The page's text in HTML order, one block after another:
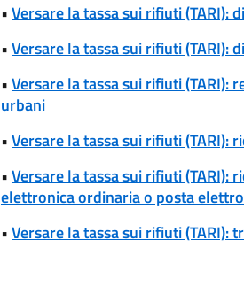
•Versare la tassa sui rifiuti (TARI):
•Versare la tassa sui rifiuti (TARI):
•Versare la tassa sui rifiuti
urbani
•Versare la tassa sui rifiuti
•Versare la tassa sui rifiuti (TARI):
elettronica ordinaria o posta
•Versare la tassa sui rifiuti